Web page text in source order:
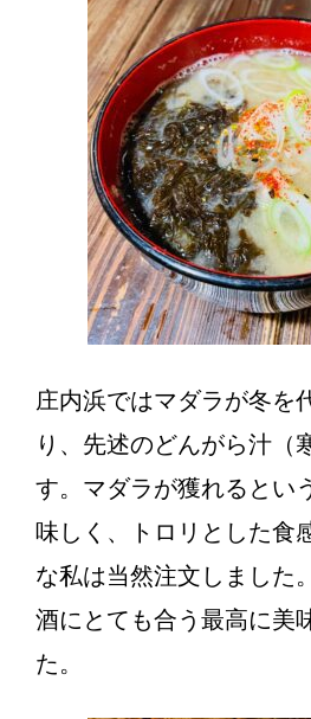
庄内浜ではマダラが冬を
り、先述のどんがら汁（
す。マダラが獲れるとい
味しく、トロリとした食
な私は当然注文しました
酒にとても合う最高に美
た。